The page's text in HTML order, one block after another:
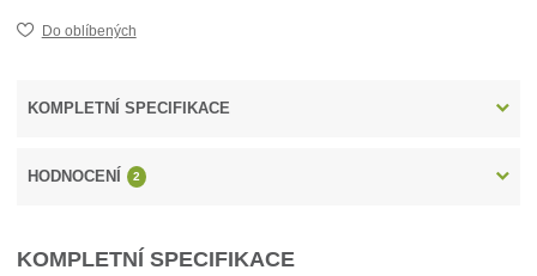
Do oblíbených
KOMPLETNÍ SPECIFIKACE
HODNOCENÍ 2
KOMPLETNÍ SPECIFIKACE